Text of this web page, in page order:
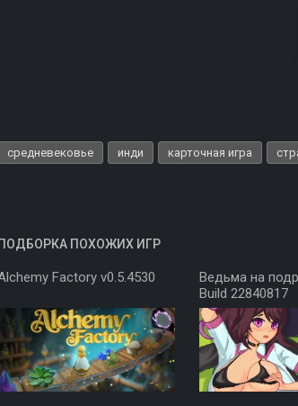
средневековье инди карточная игра
ПОДБОРКА ПОХОЖИХ ИГР
Factory v0.5.4530
Ведьма на
Build 22840817